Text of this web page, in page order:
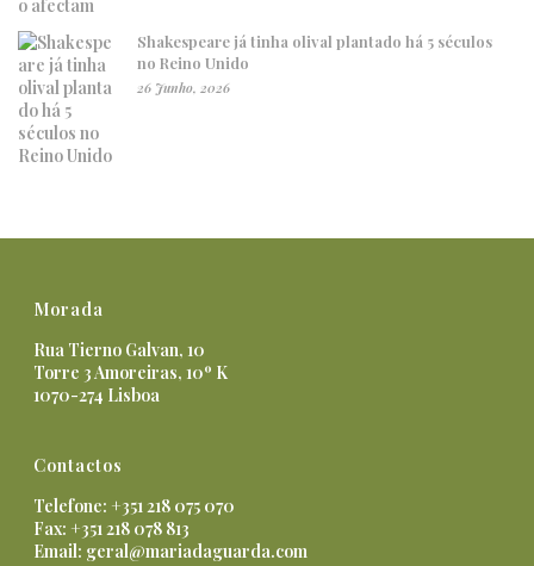
Shakespeare já tinha olival plantado há 5 séculos
no Reino Unido
26 Junho, 2026
Morada
Rua Tierno Galvan, 10
Torre 3 Amoreiras, 10º K
1070-274 Lisboa
Contactos
Telefone: +351 218 075 070
Fax: +351 218 078 813
Email: geral@mariadaguarda.com